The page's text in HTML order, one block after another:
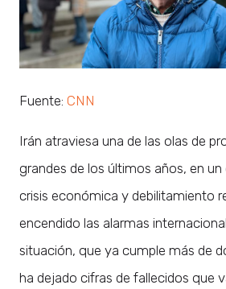
Fuente: CNN
Irán atraviesa una de las olas de
grandes de los últimos años, en
crisis económica y debilitamiento
encendido las alarmas
situación, que ya cumple más de
ha dejado cifras de fallecidos que